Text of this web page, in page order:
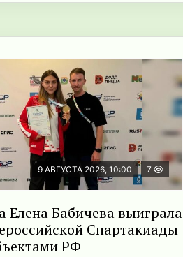
9 АВГУСТА 2026, 10:00 7
Елена Бабичева выиграла
Спартакиады
РФ